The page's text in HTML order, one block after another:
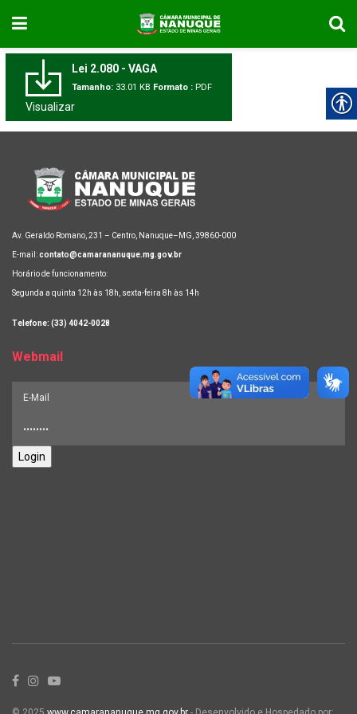
Lei 2.080 - VAGA
Tamanho: 33.01 KB Formato : PDF
Visualizar
Av. Geraldo Romano, 231 – Centro, Nanuque–MG, 39860-000
E-mail:contato@camarananuque.mg.gov.br
Horário de funcionamento:
Segunda a quinta 12h às 18h, sexta-feira 8h às 14h
Telefone: (33) 4042-0028
Webmail
Login